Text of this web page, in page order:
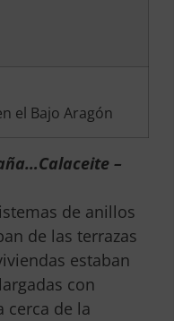
el Bajo Aragón
–
de anillos
de las terrazas
estaban
con
cerca de la